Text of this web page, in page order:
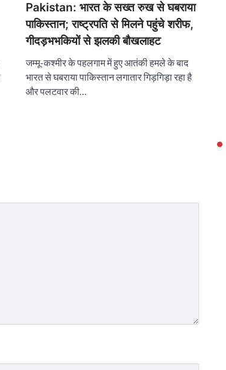
Pakistan: भारत के सख्त रुख से घबराया
पाकिस्तान; राष्ट्रपति से मिलने पहुंचे शरीफ,
गीदड़भभकियों से झलकी बौखलाहट
जम्मू-कश्मीर के पहलगाम में हुए आतंकी हमले के बाद
भारत से घबराया पाकिस्तान लगातार गिड़गिड़ा रहा है
और पलटवार की…